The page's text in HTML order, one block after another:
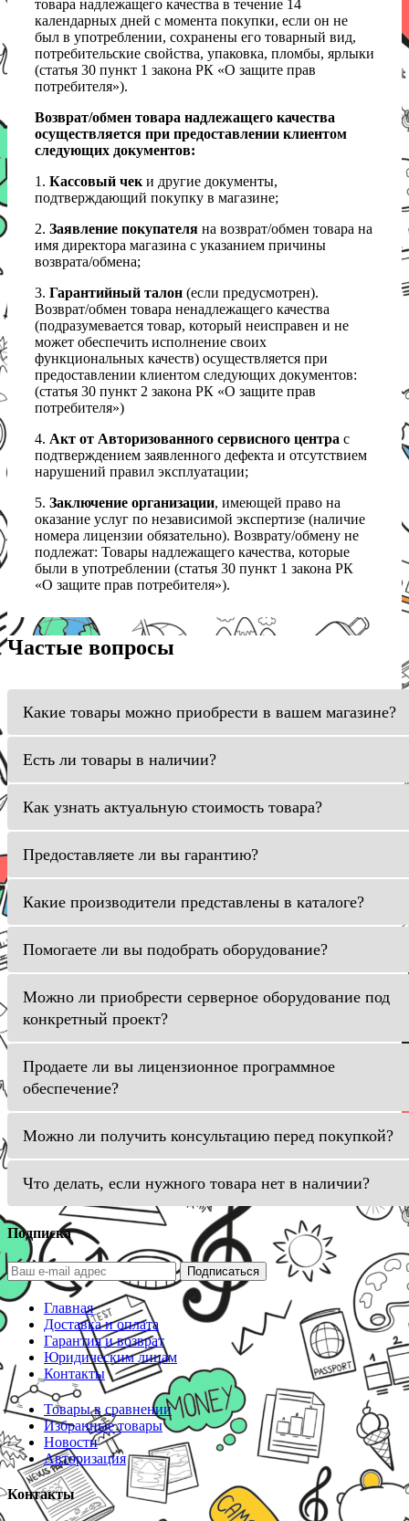
товара надлежащего качества в течение 14
календарных дней с момента покупки, если он не
был в употреблении, сохранены его товарный вид,
потребительские свойства, упаковка, пломбы, ярлыки
(статья 30 пункт 1 закона РК «О защите прав
потребителя»).
Возврат/обмен товара надлежащего качества
осуществляется при предоставлении клиентом
следующих документов:
1. Кассовый чек и другие документы,
подтверждающий покупку в магазине;
2. Заявление покупателя на возврат/обмен товара на
имя директора магазина с указанием причины
возврата/обмена;
3. Гарантийный талон (если предусмотрен).
Возврат/обмен товара ненадлежащего качества
(подразумевается товар, который неисправен и не
может обеспечить исполнение своих
функциональных качеств) осуществляется при
предоставлении клиентом следующих документов:
(статья 30 пункт 2 закона РК «О защите прав
потребителя»)
4. Акт от Авторизованного сервисного центра с
подтверждением заявленного дефекта и отсутствием
нарушений правил эксплуатации;
5. Заключение организации, имеющей право на
оказание услуг по независимой экспертизе (наличие
номера лицензии обязательно). Возврату/обмену не
подлежат: Товары надлежащего качества, которые
были в употреблении (статья 30 пункт 1 закона РК
«О защите прав потребителя»).
Частые вопросы
Какие товары можно приобрести в вашем магазине?
Есть ли товары в наличии?
Как узнать актуальную стоимость товара?
Предоставляете ли вы гарантию?
Какие производители представлены в каталоге?
Помогаете ли вы подобрать оборудование?
Можно ли приобрести серверное оборудование под
конкретный проект?
Продаете ли вы лицензионное программное
обеспечение?
Можно ли получить консультацию перед покупкой?
Что делать, если нужного товара нет в наличии?
Подписка
Подписаться
Главная
Доставка и оплата
Гарантия и возврат
Юридическим лицам
Контакты
Товары в сравнении
Избранные товары
Новости
Авторизация
Контакты